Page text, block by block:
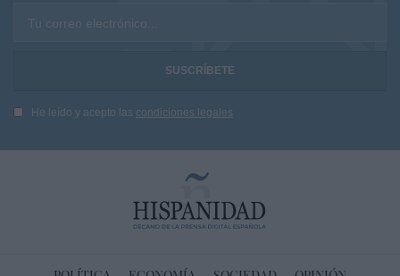
Tu correo electrónico...
He leído y acepto las condiciones legales